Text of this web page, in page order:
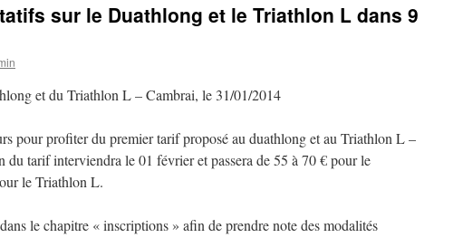
sur le Duathlong et le Triathlon L dans 9
et du Triathlon L – Cambrai, le 31/01/2014
pour profiter du premier tarif proposé au duathlong et au Triathlon L –
du tarif interviendra le 01 février et passera de 55 à 70 € pour le
le Triathlon L.
le chapitre « inscriptions » afin de prendre note des modalités